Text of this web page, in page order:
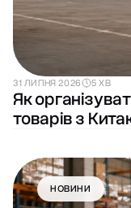
31 ЛИПНЯ 2026 5 ХВ
Як
товарів з
НОВИНИ